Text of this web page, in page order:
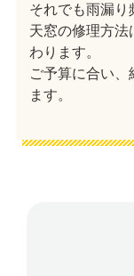
それでも雨漏り
天窓の修理方法
わります。
ご予算に合い、
ます。